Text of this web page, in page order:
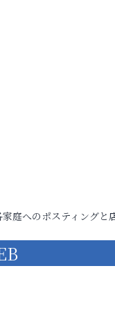
庭へのポスティングと